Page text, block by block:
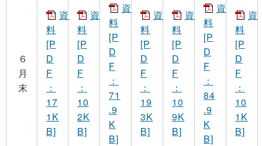
６
月
末
資
料
[P
D
F
：
17
1K
B]
資
料
[P
D
F
：
10
2K
B]
資
料
[P
D
F
：
71
.9
K
B]
資
料
[P
D
F
：
19
3K
B]
資
料
[P
D
F
：
10
9K
B]
資
料
[P
D
F
：
84
.9
K
B]
資
料
[P
D
F
：
10
1K
B]